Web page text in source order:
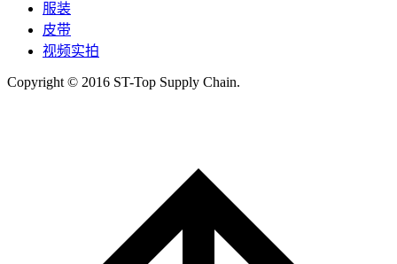
服装
皮带
视频实拍
Copyright © 2016 ST-Top Supply Chain.